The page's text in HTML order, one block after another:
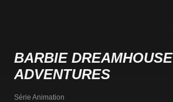
BARBIE DREAMHOUSE
ADVENTURES
Série Animation